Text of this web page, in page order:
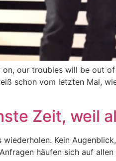
our troubles will be out
schon vom letzten Mal,
Zeit, weil
Kein
häufen sich auf